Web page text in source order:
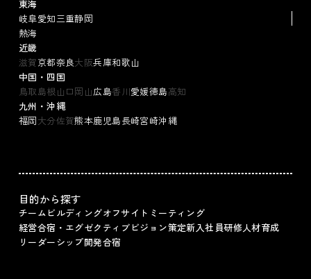
東海
岐阜愛知三重静岡
熱海
近畿
滋賀京都奈良大阪兵庫和歌山
中国・四国
鳥取島根 山口岡山広島香川愛媛徳島高知
九州・沖縄
福岡大分佐賀熊本鹿児島長崎宮崎沖縄
目的から探す
チームビルディングオフサイトミーティング
経営合宿・エグゼクティブ ビジョン策定新入社員研修人材育成
リーダーシップ開発合宿